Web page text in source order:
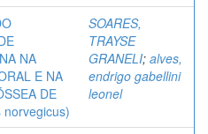
NA
E NA
DE
norvegicus)
SOARES,
TRAYSE
GRANELI; alves,
endrigo gabellini
leonel